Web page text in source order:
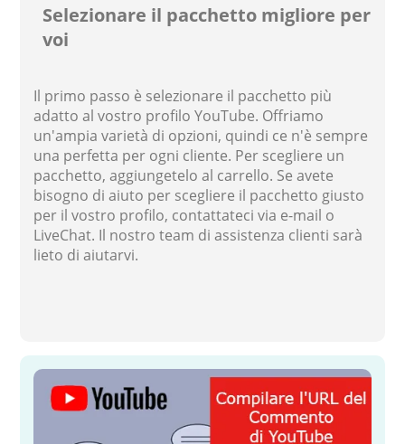
Selezionare il pacchetto migliore per
voi
Il primo passo è selezionare il pacchetto più
adatto al vostro profilo YouTube. Offriamo
un'ampia varietà di opzioni, quindi ce n'è sempre
una perfetta per ogni cliente. Per scegliere un
pacchetto, aggiungetelo al carrello. Se avete
bisogno di aiuto per scegliere il pacchetto giusto
per il vostro profilo, contattateci via e-mail o
LiveChat. Il nostro team di assistenza clienti sarà
lieto di aiutarvi.